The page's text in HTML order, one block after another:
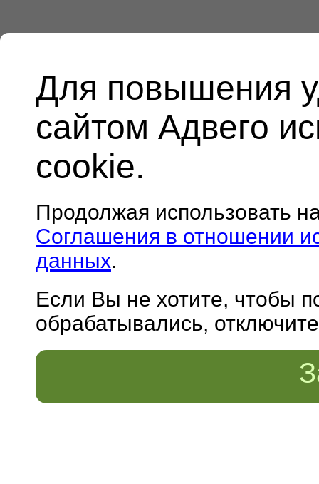
Для повышения
сайтом Адвего
cookie.
Продолжая использовать
Соглашения в отношении
данных.
Если Вы не хотите, чтобы
обрабатывались,